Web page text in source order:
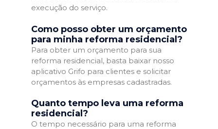
execução do serviço.
Como posso obter um orçamento
para minha reforma residencial?
Para obter um orçamento para sua
reforma residencial, basta baixar nosso
aplicativo Grifo para clientes e solicitar
orçamentos às empresas cadastradas.
Quanto tempo leva uma reforma
residencial?
O tempo necessário para uma reforma